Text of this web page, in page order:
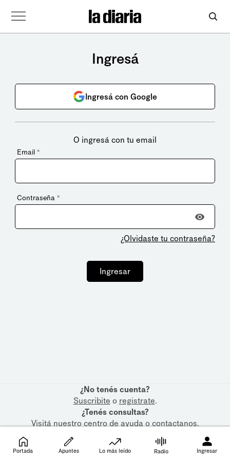
Ingresá
Ingresá con Google
O ingresá con tu email
Email *
Contraseña *
¿Olvidaste tu contraseña?
Ingresar
¿No tenés cuenta?
Suscribite o registrate.
¿Tenés consultas?
Visitá nuestrocentro de ayudaocontactanos.
Portada Apuntes Lo más leído Radio Ingresar